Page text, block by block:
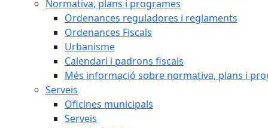
Normativa, plans i programes
Ordenances reguladores i reglaments
Ordenances Fiscals
Urbanisme
Calendari i padrons fiscals
Més informació sobre normativa, plans i
Serveis
Oficines municipals
Serveis